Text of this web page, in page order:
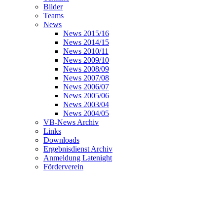
Bilder
Teams
News
News 2015/16
News 2014/15
News 2010/11
News 2009/10
News 2008/09
News 2007/08
News 2006/07
News 2005/06
News 2003/04
News 2004/05
VB-News Archiv
Links
Downloads
Ergebnisdienst Archiv
Anmeldung Latenight
Förderverein